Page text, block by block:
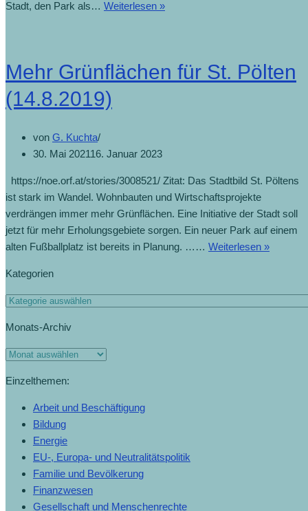
Stadt, den Park als… Weiterlesen »
Mehr Grünflächen für St. Pölten
(14.8.2019)
von G. Kuchta
30. Mai 202116. Januar 2023
https://noe.orf.at/stories/3008521/ Zitat: Das Stadtbild St. Pöltens
ist stark im Wandel. Wohnbauten und Wirtschaftsprojekte
verdrängen immer mehr Grünflächen. Eine Initiative der Stadt soll
jetzt für mehr Erholungsgebiete sorgen. Ein neuer Park auf einem
alten Fußballplatz ist bereits in Planung. …… Weiterlesen »
Kategorien
Monats-Archiv
Einzelthemen:
Arbeit und Beschäftigung
Bildung
Energie
EU-, Europa- und Neutralitätspolitik
Familie und Bevölkerung
Finanzwesen
Gesellschaft und Menschenrechte